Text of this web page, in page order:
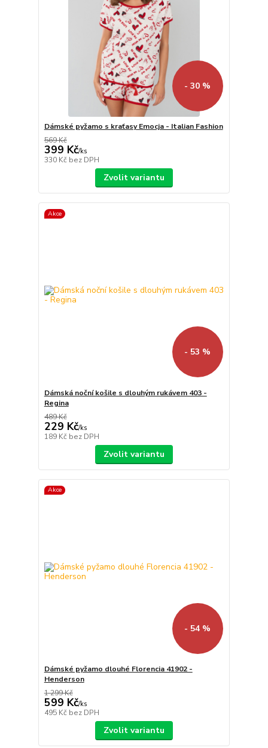
- 30 %
Dámské pyžamo s kraťasy Emocja - Italian Fashion
569 Kč
399 Kč/ks
330 Kč bez DPH
Zvolit variantu
Akce
- 53 %
Dámská noční košile s dlouhým rukávem 403 -
Regina
489 Kč
229 Kč/ks
189 Kč bez DPH
Zvolit variantu
Akce
- 54 %
Dámské pyžamo dlouhé Florencia 41902 -
Henderson
1 299 Kč
599 Kč/ks
495 Kč bez DPH
Zvolit variantu